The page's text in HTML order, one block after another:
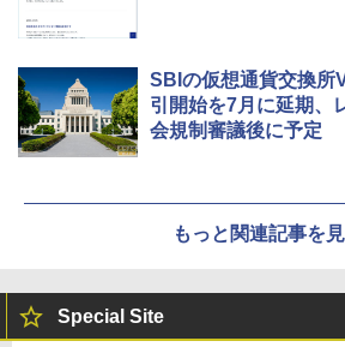
SBIの仮想通貨交換所
引開始を7月に延期、
会規制審議後に予定
もっと関連記事を
Special Site